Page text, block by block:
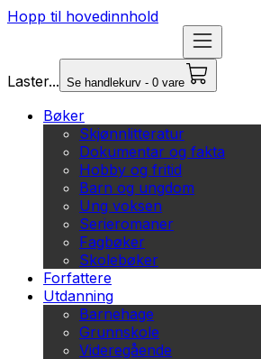
Hopp til hovedinnhold
Laster... Se handlekurv - 0 vare
Bøker
Skjønnlitteratur
Dokumentar og fakta
Hobby og fritid
Barn og ungdom
Ung voksen
Serieromaner
Fagbøker
Skolebøker
Forfattere
Utdanning
Barnehage
Grunnskole
Videregående